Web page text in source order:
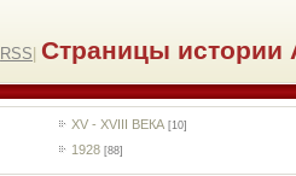
RSS Страницы истории
XV - XVIII ВЕКА [10]
1928 [88]